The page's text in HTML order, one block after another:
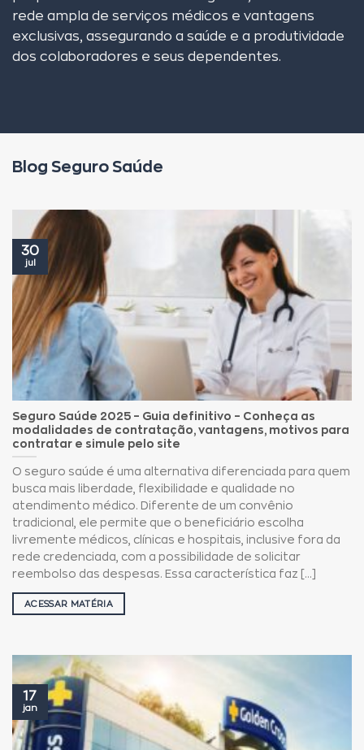
rede ampla de serviços médicos e vantagens
exclusivas, assegurando a saúde e a produtividade
dos colaboradores e seus dependentes.
Blog Seguro Saúde
Seguro Saúde 2025 – Guia definitivo – Conheça as
modalidades de contratação, vantagens, motivos para
contratar e simule pelo site
O seguro saúde é uma alternativa diferenciada para quem
busca mais liberdade, flexibilidade e qualidade no
atendimento médico. Diferente de um convênio
tradicional, ele permite que o beneficiário escolha
livremente médicos, clínicas e hospitais, inclusive fora da
rede credenciada, com a possibilidade de solicitar
reembolso das despesas. Essa característica faz [...]
ACESSAR MATÉRIA
30
jul
17
jan